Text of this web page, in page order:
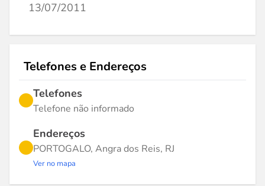
13/07/2011
Telefones e Endereços
Telefones
Telefone não informado
Endereços
PORTOGALO, Angra dos Reis, RJ
Ver no mapa